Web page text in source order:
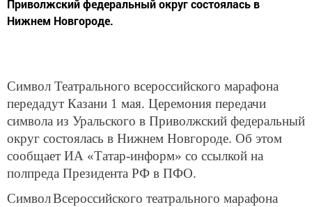
Приволжский федеральный округ состоялась в
Нижнем Новгороде.
Символ Театрального всероссийского марафона
передадут Казани 1 мая. Церемония передачи
символа из Уральского в Приволжский федеральный
округ состоялась в Нижнем Новгороде. Об этом
сообщает ИА «Татар-информ» со ссылкой на
полпреда Президента РФ в ПФО.
СимволВсероссийского театрального марафона